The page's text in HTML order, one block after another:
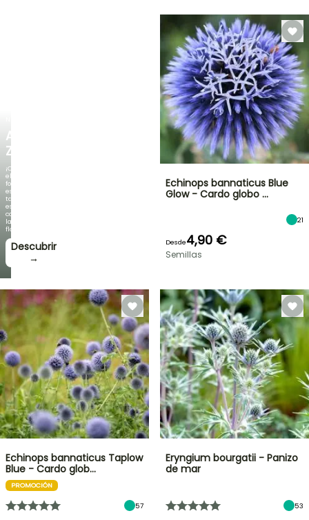
AGAPANTHUS
ZAMBEZI
¡Cuando
el
follaje
es
tan
espectacular
como
la
floración!
Descubrir
→
Echinops bannaticus Blue
Glow - Cardo globo …
21
Desde4,90 €
Semillas
Echinops bannaticus Taplow
Blue - Cardo glob…
PROMOCIÓN
57
Eryngium bourgatii - Panizo
de mar
53